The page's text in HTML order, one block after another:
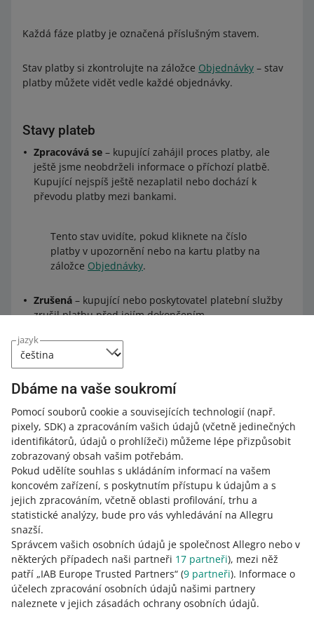
jazyk
Dbáme na vaše soukromí
Pomocí souborů cookie a souvisejících technologií (např.
pixely, SDK) a zpracováním vašich údajů (včetně jedinečných
identifikátorů, údajů o prohlížeči) můžeme lépe přizpůsobit
zobrazovaný obsah vašim potřebám.
Pokud udělíte souhlas s ukládáním informací na vašem
koncovém zařízení, s poskytnutím přístupu k údajům a s
jejich zpracováním, včetně oblasti profilování, trhu a
statistické analýzy, bude pro vás vyhledávání na Allegru
snazší.
Správcem vašich osobních údajů je společnost Allegro nebo v
některých případech naši partneři 17 partneři), mezi něž
patří „IAB Europe Trusted Partners“ (9 partneři). Informace o
účelech zpracování osobních údajů našimi partnery
naleznete v jejich zásadách ochrany osobních údajů.
Každá fáze platby je označená příslušným stavem.
Stav platby si zkontrolujte na záložce Objednávky – stav
platby můžete vidět vedle každé objednávky.
Stavy plateb
Zpracovává se – kupující zahájil proces platby, ale
ještě jsme neobdrželi informace o příchozí platbě.
Kupující nejspíš ještě nezaplatil nebo dochází k
převodu platby mezi bankami.
Tento stav uvidíte, pokud kliknete na číslo
platby v upozornění nebo na kartu platby na
záložce Objednávky.
Zrušená – kupující nebo poskytovatel platební služby
zrušil platbu před jejím dokončením.
Tento stav uvidíte pouze když kliknete na
číslo platby v upozornění ohledně možností
doručení a platby, které si kupující zvolil.
Dokončená – platba proběhla v pořádku a peníze nyní
najdete na záložceFinanční prostředky a historie
transakcí
Stav můžete zkontrolovat na záložce
Objednávky.
Pokud je stav platbyZpracováváse
nebo Zrušená , ale kupující
objednávku zaplatil a má potvrzení o
platbě, požádejte ho, aby nás